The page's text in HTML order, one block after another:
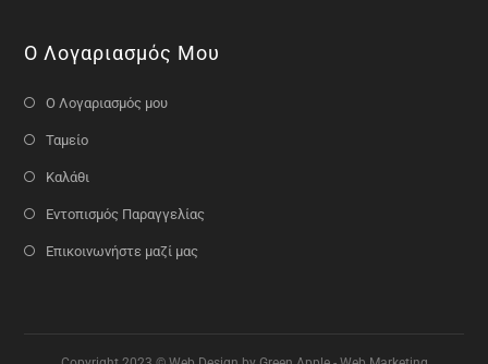
Ο Λογαριασμός Μου
Ο Λογαριασμός μου
Ταμείο
Καλάθι
Εντοπισμός Παραγγελίας
Επικοινωνήστε μαζί μας